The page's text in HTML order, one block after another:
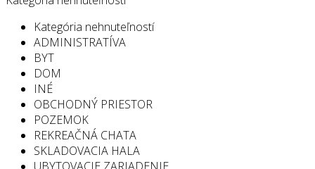
Kategória nehnuteľností
ADMINISTRATÍVA
BYT
DOM
INÉ
OBCHODNÝ PRIESTOR
POZEMOK
REKREAČNÁ CHATA
SKLADOVACIA HALA